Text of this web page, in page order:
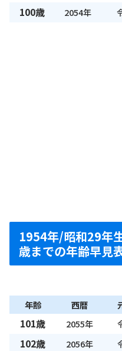
100歳 2054年
1954年/昭和29年
歳までの年齢早見
年齢 西暦
101歳 2055年
102歳 2056年